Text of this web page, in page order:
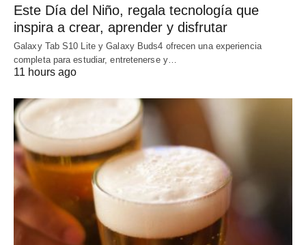
Este Día del Niño, regala tecnología que
inspira a crear, aprender y disfrutar
Galaxy Tab S10 Lite y Galaxy Buds4 ofrecen una experiencia
completa para estudiar, entretenerse y…
11 hours ago